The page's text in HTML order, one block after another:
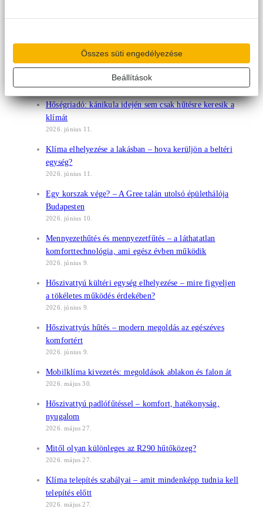
Összes süti engedélyezése
Beállítások
drágulás jöhet – most érdemes dönteni a vásárlásról
2026. június 16.
A klíma helyes beállítása: mire érdemes figyelni?
Hőségriadó: kánikula idején sem csak hűtésre keresik a
klímát
2026. június 11.
Klíma elhelyezése a lakásban – hova kerüljön a beltéri
egység?
2026. június 11.
Egy korszak vége? – A Gree talán utolsó épülethálója
Budapesten
2026. június 10.
Mennyezethűtés és mennyezetfűtés – a láthatatlan
komforttechnológia, ami egész évben működik
2026. június 9.
Hőszivattyú kültéri egység elhelyezése – mire figyeljen
a tökéletes működés érdekében?
2026. június 9.
Hőszivattyús hűtés – modern megoldás az egészéves
komfortért
2026. június 9.
Mobilklíma kivezetés: megoldások ablakon és falon át
2026. május 30.
Hőszivattyú padlófűtéssel – komfort, hatékonyság,
nyugalom
2026. május 27.
Mitől olyan különleges az R290 hűtőközeg?
2026. május 27.
Klíma telepítés szabályai – amit mindenképp tudnia kell
telepítés előtt
2026. május 27.